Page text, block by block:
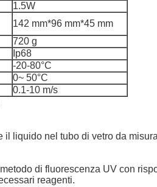
1.5W
142 mm*96 mm*45 mm
720 g
Ip68
-20-80°C
0~ 50°C
0.1-10 m/s
il liquido nel tubo di vetro da
di fluorescenza UV con
reagenti.